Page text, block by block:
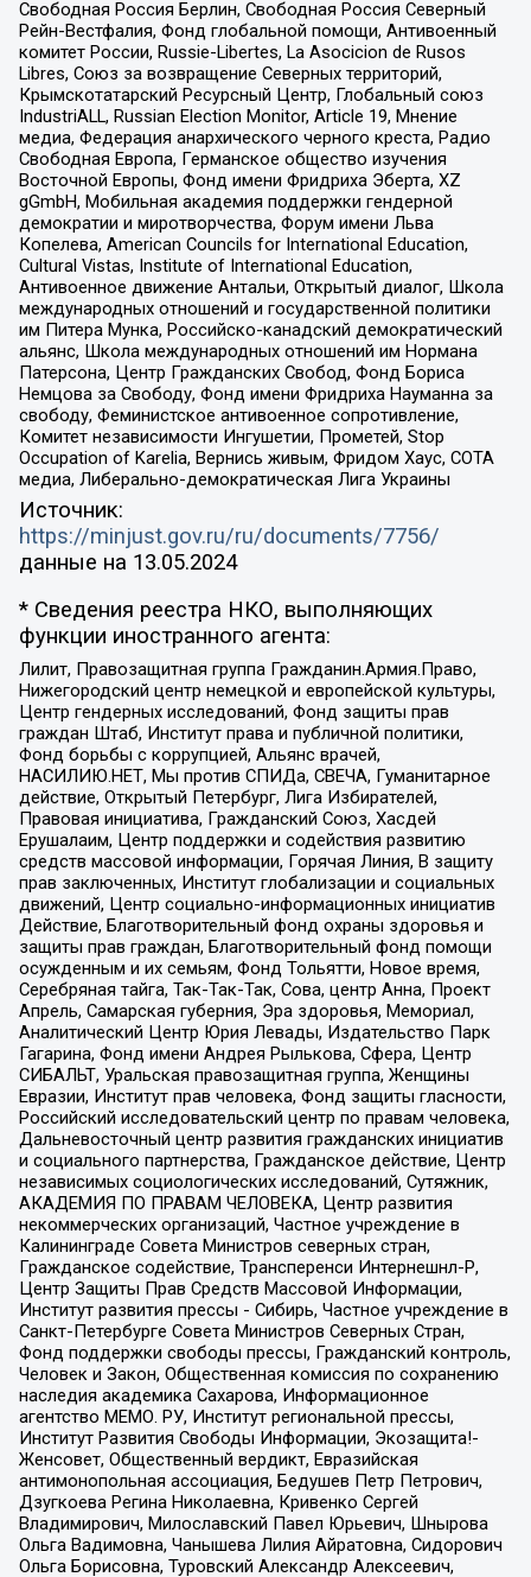
Свободная Россия Берлин, Свободная Россия Северный
Рейн-Вестфалия, Фонд глобальной помощи, Антивоенный
комитет России, Russie-Libertes, La Asocicion de Rusos
Libres, Союз за возвращение Северных территорий,
Крымскотатарский Ресурсный Центр, Глобальный союз
IndustriALL, Russian Election Monitor, Article 19, Мнение
медиа, Федерация анархического черного креста, Радио
Свободная Европа, Германское общество изучения
Восточной Европы, Фонд имени Фридриха Эберта, XZ
gGmbH, Мобильная академия поддержки гендерной
демократии и миротворчества, Форум имени Льва
Копелева, American Councils for International Education,
Cultural Vistas, Institute of International Education,
Антивоенное движение Антальи, Открытый диалог, Школа
международных отношений и государственной политики
им Питера Мунка, Российско-канадский демократический
альянс, Школа международных отношений им Нормана
Патерсона, Центр Гражданских Свобод, Фонд Бориса
Немцова за Свободу, Фонд имени Фридриха Науманна за
свободу, Феминистское антивоенное сопротивление,
Комитет независимости Ингушетии, Прометей, Stop
Occupation of Karelia, Вернись живым, Фридом Хаус, СОТА
медиа, Либерально-демократическая Лига Украины
Источник:
https://minjust.gov.ru/ru/documents/7756/
данные на 13.05.2024
* Сведения реестра НКО, выполняющих
функции иностранного агента:
Лилит, Правозащитная группа Гражданин.Армия.Право,
Нижегородский центр немецкой и европейской культуры,
Центр гендерных исследований, Фонд защиты прав
граждан Штаб, Институт права и публичной политики,
Фонд борьбы с коррупцией, Альянс врачей,
НАСИЛИЮ.НЕТ, Мы против СПИДа, СВЕЧА, Гуманитарное
действие, Открытый Петербург, Лига Избирателей,
Правовая инициатива, Гражданский Союз, Хасдей
Ерушалаим, Центр поддержки и содействия развитию
средств массовой информации, Горячая Линия, В защиту
прав заключенных, Институт глобализации и социальных
движений, Центр социально-информационных инициатив
Действие, Благотворительный фонд охраны здоровья и
защиты прав граждан, Благотворительный фонд помощи
осужденным и их семьям, Фонд Тольятти, Новое время,
Серебряная тайга, Так-Так-Так, Сова, центр Анна, Проект
Апрель, Самарская губерния, Эра здоровья, Мемориал,
Аналитический Центр Юрия Левады, Издательство Парк
Гагарина, Фонд имени Андрея Рылькова, Сфера, Центр
СИБАЛЬТ, Уральская правозащитная группа, Женщины
Евразии, Институт прав человека, Фонд защиты гласности,
Российский исследовательский центр по правам человека,
Дальневосточный центр развития гражданских инициатив
и социального партнерства, Гражданское действие, Центр
независимых социологических исследований, Сутяжник,
АКАДЕМИЯ ПО ПРАВАМ ЧЕЛОВЕКА, Центр развития
некоммерческих организаций, Частное учреждение в
Калининграде Совета Министров северных стран,
Гражданское содействие, Трансперенси Интернешнл-Р,
Центр Защиты Прав Средств Массовой Информации,
Институт развития прессы - Сибирь, Частное учреждение в
Санкт-Петербурге Совета Министров Северных Стран,
Фонд поддержки свободы прессы, Гражданский контроль,
Человек и Закон, Общественная комиссия по сохранению
наследия академика Сахарова, Информационное
агентство МЕМО. РУ, Институт региональной прессы,
Институт Развития Свободы Информации, Экозащита!-
Женсовет, Общественный вердикт, Евразийская
антимонопольная ассоциация, Бедушев Петр Петрович,
Дзугкоева Регина Николаевна, Кривенко Сергей
Владимирович, Милославский Павел Юрьевич, Шнырова
Ольга Вадимовна, Чанышева Лилия Айратовна, Сидорович
Ольга Борисовна, Туровский Александр Алексеевич,